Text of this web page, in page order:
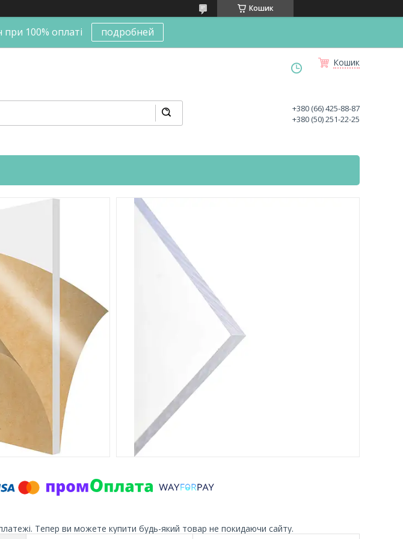
Кошик
100% оплаті подробней
Кошик
+380 (66) 425-88-87
+380 (50) 251-22-25
платежі. Тепер ви можете купити будь-який товар не покидаючи сайту.